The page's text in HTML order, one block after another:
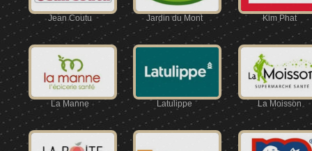
Jean Coutu Jardin du Mont Kim Phat
La Manne Latulippe La Moisson